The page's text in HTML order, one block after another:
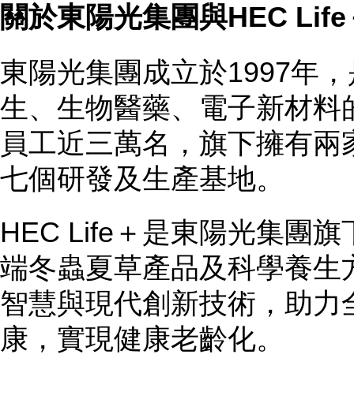
關於東陽光集團與HEC Life
東陽光集團成立於1997年
生、生物醫藥、電子新材
員工近三萬名，旗下擁有
七個研發及生產基地。
HEC Life＋是東陽光集團
端冬蟲夏草產品及科學養
智慧與現代創新技術，助
康，實現健康老齡化。